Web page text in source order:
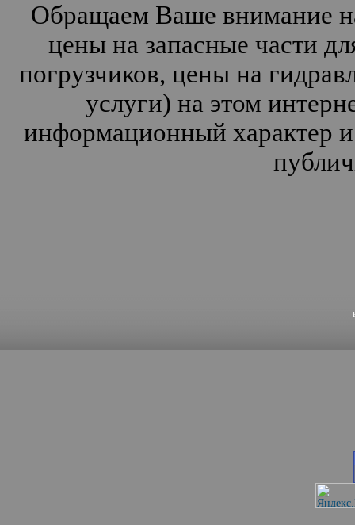
Обращаем Ваше внимание
цены на запасные части
погрузчиков, цены на
услуги) на этом
информационный характер и